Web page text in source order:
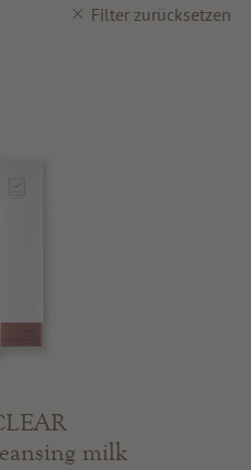
& Info
Filter zurücksetzen
milk